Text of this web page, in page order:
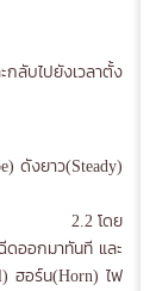
ลับไปยังเวลาตั้ง
คือ
งยาว(Steady)
ถังบรรจุทันที
ออกมาทันที และ
ฮอร์น(Horn) ไฟ